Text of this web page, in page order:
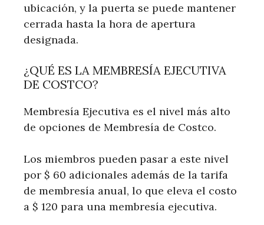
ubicación, y la puerta se puede mantener
cerrada hasta la hora de apertura
designada.
¿QUÉ ES LA MEMBRESÍA EJECUTIVA
DE COSTCO?
Membresía Ejecutiva es el nivel más alto
de opciones de Membresía de Costco.
Los miembros pueden pasar a este nivel
por $ 60 adicionales además de la tarifa
de membresía anual, lo que eleva el costo
a $ 120 para una membresía ejecutiva.